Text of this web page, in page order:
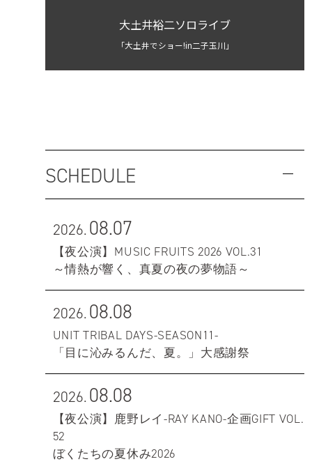
大土井裕二ソロライブ
「大土井でショー!in二子玉川」
SCHEDULE
2026.08.07
【夜公演】MUSIC FRUITS 2026 VOL.31
～情熱が響く、真夏の夜の夢物語～
2026.08.08
UNIT TRIBAL DAYS-SEASON11-
「目に沁みるんだ、夏。」大感謝祭
2026.08.08
【夜公演】鹿野レイ-RAY KANO-企画GIFT VOL.
52
ぼくたちの夏休み2026